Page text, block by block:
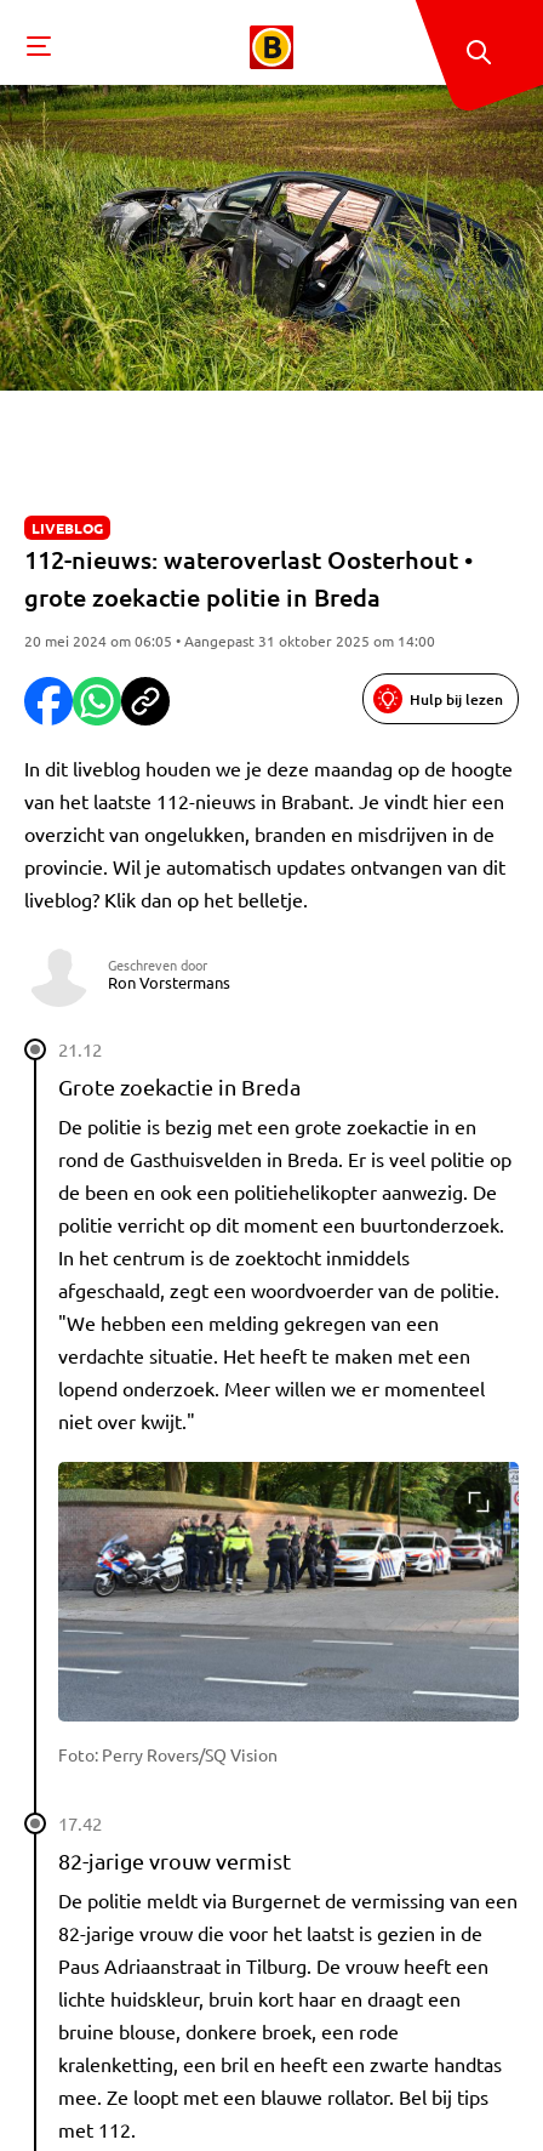
LIVEBLOG
112-nieuws: wateroverlast Oosterhout •
grote zoekactie politie in Breda
20 mei 2024 om 06:05 • Aangepast 31 oktober 2025 om 14:00
Hulp bij lezen
In dit liveblog houden we je deze maandag op de hoogte
van het laatste 112-nieuws in Brabant. Je vindt hier een
overzicht van ongelukken, branden en misdrijven in de
provincie. Wil je automatisch updates ontvangen van dit
liveblog? Klik dan op het belletje.
Geschreven door
Ron Vorstermans
21.12
Grote zoekactie in Breda
De politie is bezig met een grote zoekactie in en
rond de Gasthuisvelden in Breda. Er is veel politie op
de been en ook een politiehelikopter aanwezig. De
politie verricht op dit moment een buurtonderzoek.
In het centrum is de zoektocht inmiddels
afgeschaald, zegt een woordvoerder van de politie.
"We hebben een melding gekregen van een
verdachte situatie. Het heeft te maken met een
lopend onderzoek. Meer willen we er momenteel
niet over kwijt."
Foto: Perry Rovers/SQ Vision
17.42
82-jarige vrouw vermist
De politie meldt via Burgernet de vermissing van een
82-jarige vrouw die voor het laatst is gezien in de
Paus Adriaanstraat in Tilburg. De vrouw heeft een
lichte huidskleur, bruin kort haar en draagt een
bruine blouse, donkere broek, een rode
kralenketting, een bril en heeft een zwarte handtas
mee. Ze loopt met een blauwe rollator. Bel bij tips
met 112.